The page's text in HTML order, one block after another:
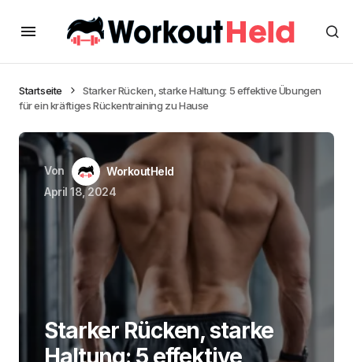
Startseite
Starker Rücken, starke Haltung: 5 effektive Übungen
für ein kräftiges Rückentraining zu Hause
Von
WorkoutHeld
April 18, 2024
Starker Rücken, starke
Haltung: 5 effektive